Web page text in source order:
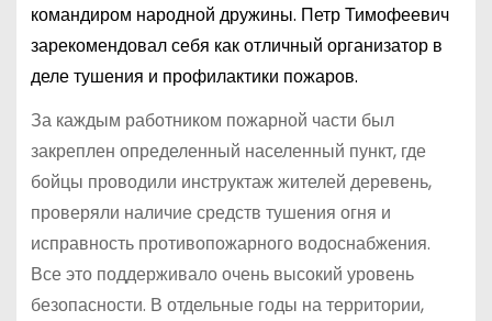
командиром народной дружины. Петр Тимофеевич
зарекомендовал себя как отличный организатор в
деле тушения и профилактики пожаров.
За каждым работником пожарной части был
закреплен определенный населенный пункт, где
бойцы проводили инструктаж жителей деревень,
проверяли наличие средств тушения огня и
исправность противопожарного водоснабжения.
Все это поддерживало очень высокий уровень
безопасности. В отдельные годы на территории,